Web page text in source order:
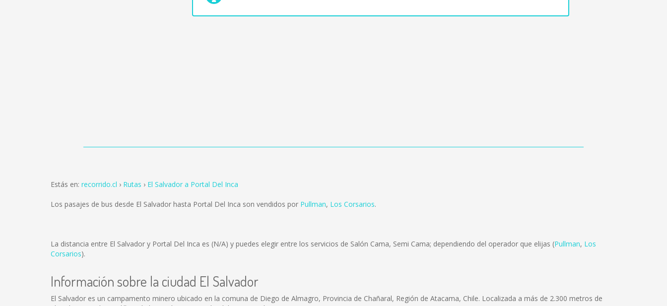
Estás en: recorrido.cl Rutas El Salvador a Portal Del Inca
Los pasajes de bus desde El Salvador hasta Portal Del Inca son vendidos por Pullman, Los Corsarios.
La distancia entre El Salvador y Portal Del Inca es (N/A) y puedes elegir entre los servicios de Salón Cama, Semi Cama; dependiendo del operador que elijas (Pullman, Los
Corsarios).
Información sobre la ciudad El Salvador
El Salvador es un campamento minero ubicado en la comuna de Diego de Almagro, Provincia de Chañaral, Región de Atacama, Chile. Localizada a más de 2.300 metros de